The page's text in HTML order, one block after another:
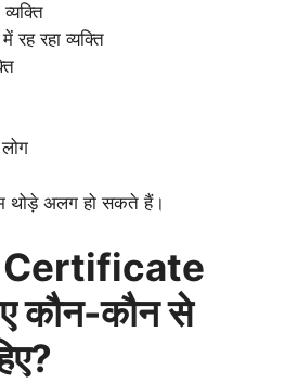
रह रहा व्यक्ति
थोड़े अलग हो सकते हैं।
कौन-कौन से